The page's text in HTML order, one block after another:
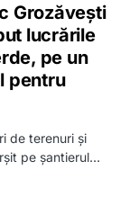
Grozăvești
lucrările
pe un
pentru
de terenuri și
pe șantierul…